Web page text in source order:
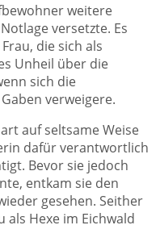
weitere
versetzte. Es
die sich als
Unheil über die
sich die
verweigere.
auf seltsame Weise
dafür verantwortlich
Bevor sie jedoch
entkam sie den
gesehen. Seither
als Hexe im Eichwald